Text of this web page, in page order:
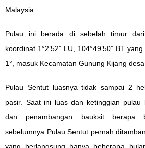
Malaysia.
Pulau ini berada di sebelah timur
koordinat 1°2’52” LU, 104°49’50” BT
1°, masuk Kecamatan Gunung Kijang
Pulau Sentut luasnya tidak sampai 2
pasir. Saat ini luas dan ketinggian pulau
dan penambangan bauksit berapa
sebelumnya Pulau Sentut pernah